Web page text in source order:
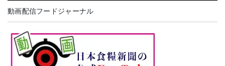
動画配信フードジャーナル